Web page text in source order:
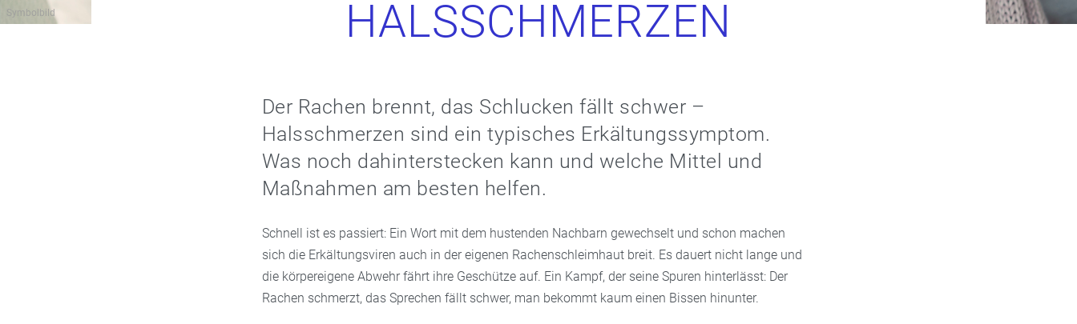
Symbolbild HALSSCHMERZEN
Der Rachen brennt, das Schlucken fällt schwer –
Halsschmerzen sind ein typisches Erkältungssymptom.
Was noch dahinterstecken kann und welche Mittel und
Maßnahmen am besten helfen.
Schnell ist es passiert: Ein Wort mit dem hustenden Nachbarn gewechselt und schon machen
sich die Erkältungsviren auch in der eigenen Rachenschleimhaut breit. Es dauert nicht lange und
die körpereigene Abwehr fährt ihre Geschütze auf. Ein Kampf, der seine Spuren hinterlässt: Der
Rachen schmerzt, das Sprechen fällt schwer, man bekommt kaum einen Bissen hinunter.